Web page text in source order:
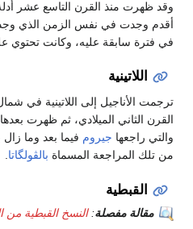
وقد ظهرت منذ القرن التاسع عشر
أقدم وجدت في نفس الزمن الذي
في فترة سابقة عليه، وكانت تحتوي
اللاتينية
ترجمت الأناجيل إلى اللاتينية في
القرن الثاني الميلادي، ثم ظهرت
والتي راجعها جيروم
من تلك المراجعة المسماة بالڤولگاتا.
القبطية
مقالة مفصلة:النسخ القبطية من